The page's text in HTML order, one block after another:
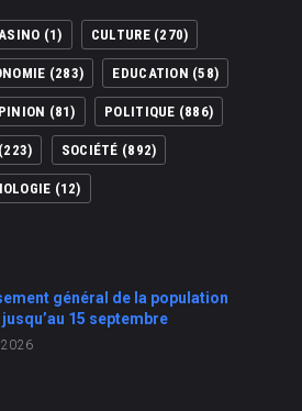
(1) CULTURE(270)
(283) EDUCATION (58)
(81) POLITIQUE (886)
SOCIÉTÉ (892)
(12)
général de la population
15 septembre